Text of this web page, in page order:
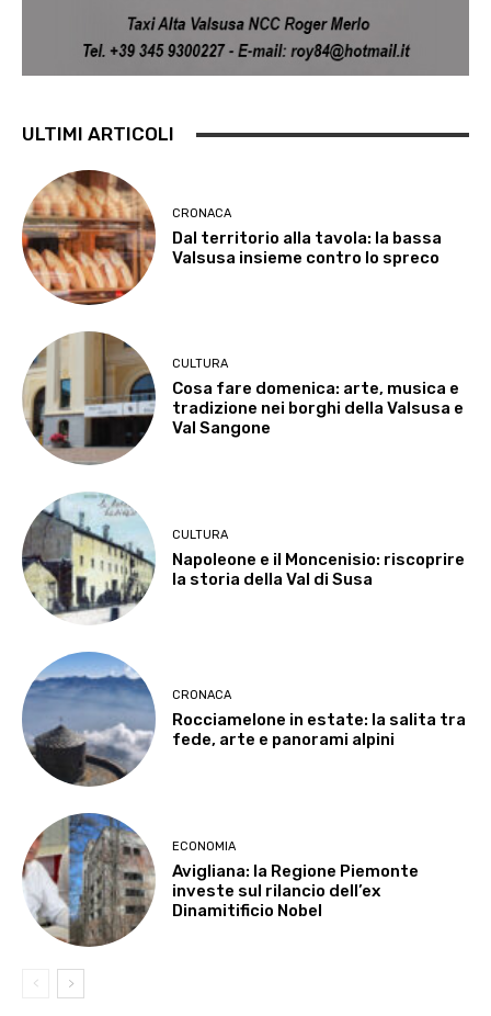
ULTIMI ARTICOLI
CRONACA
Dal territorio alla tavola: la bassa
Valsusa insieme contro lo spreco
CULTURA
Cosa fare domenica: arte, musica e
tradizione nei borghi della Valsusa e
Val Sangone
CULTURA
Napoleone e il Moncenisio: riscoprire
la storia della Val di Susa
CRONACA
Rocciamelone in estate: la salita tra
fede, arte e panorami alpini
ECONOMIA
Avigliana: la Regione Piemonte
investe sul rilancio dell’ex
Dinamitificio Nobel